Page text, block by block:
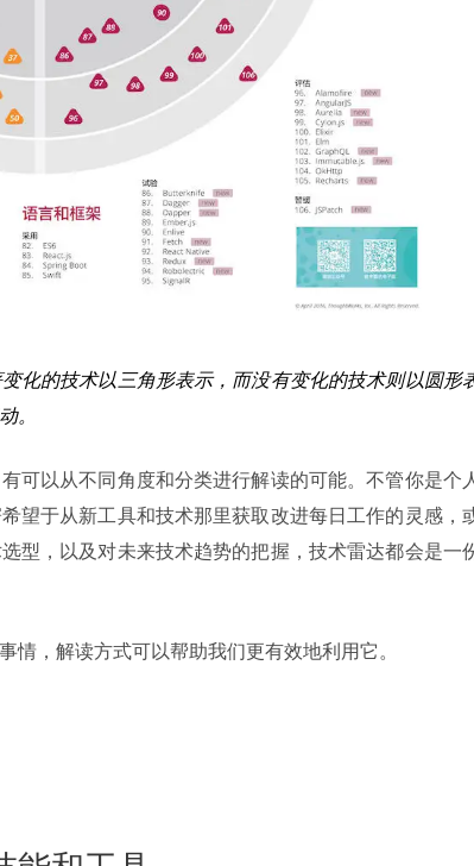
化的技术以三角形表示，而没有变化的技术则以圆形
。
可以从不同角度和分类进行解读的可能。不管你是个
望于从新工具和技术那里获取改进每日工作的灵感，
型，以及对未来技术趋势的把握，技术雷达都会是一
情，解读方式可以帮助我们更有效地利用它。